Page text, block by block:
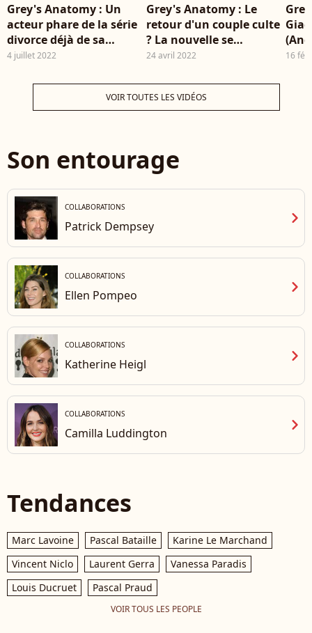
Grey's Anatomy : Un
acteur phare de la série
divorce déjà de sa
femme , sa "meilleure
4 juillet 2022
Grey's Anatomy : Le
retour d'un couple culte
? La nouvelle se
confirme !
24 avril 2022 16
VOIR TOUTES LES VIDÉOS
Son entourage
COLLABORATIONS
Patrick Dempsey chevron_right
COLLABORATIONS
Ellen Pompeo chevron_right
COLLABORATIONS
Katherine Heigl chevron_right
COLLABORATIONS
Camilla Luddington chevron_right
Tendances
Marc Lavoine Pascal Bataille
Karine Le Marchand
Vincent Niclo
Laurent Gerra
Vanessa Paradis
Louis Ducruet
Pascal Praud
VOIR TOUS LES PEOPLE